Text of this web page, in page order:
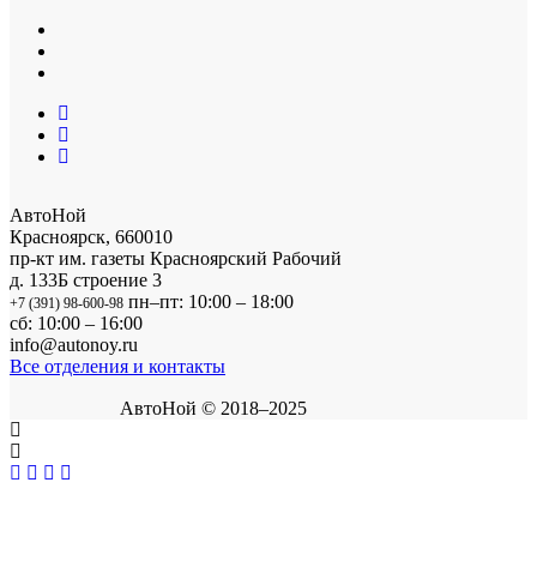
АвтоНой
Красноярск, 660010
пр-кт им. газеты Красноярский Рабочий
д. 133Б строение 3
+7 (391) 98-600-98 пн–пт: 10:00 – 18:00
сб: 10:00 – 16:00
info@autonoy.ru
Все отделения и контакты
АвтоНой © 2018–2025